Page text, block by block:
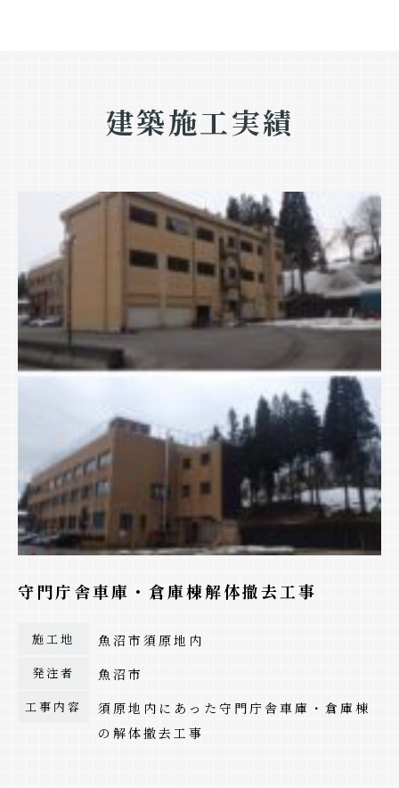
建築施工実績
守門庁舎車庫・倉庫棟解体撤去工事
施工地 魚沼市須原地内
発注者 魚沼市
工事内容
須原地内にあった守門庁舎車庫・倉庫棟
の解体撤去工事